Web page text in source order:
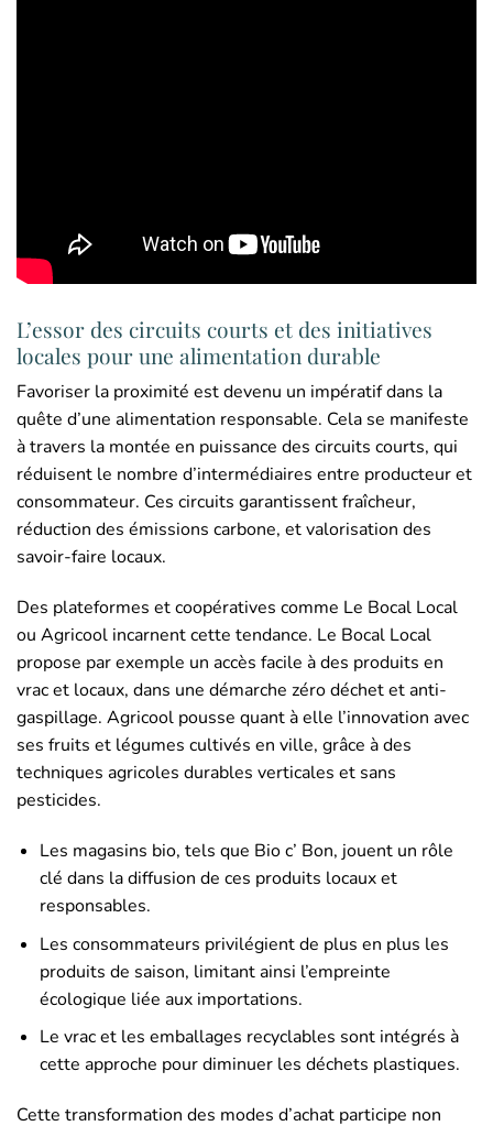
L’essor des circuits courts et des initiatives
locales pour une alimentation durable
Favoriser la proximité est devenu un impératif dans la
quête d’une alimentation responsable. Cela se manifeste
à travers la montée en puissance des circuits courts, qui
réduisent le nombre d’intermédiaires entre producteur et
consommateur. Ces circuits garantissent fraîcheur,
réduction des émissions carbone, et valorisation des
savoir-faire locaux.
Des plateformes et coopératives comme Le Bocal Local
ou Agricool incarnent cette tendance. Le Bocal Local
propose par exemple un accès facile à des produits en
vrac et locaux, dans une démarche zéro déchet et anti-
gaspillage. Agricool pousse quant à elle l’innovation avec
ses fruits et légumes cultivés en ville, grâce à des
techniques agricoles durables verticales et sans
pesticides.
Les magasins bio, tels que Bio c’ Bon, jouent un rôle
clé dans la diffusion de ces produits locaux et
responsables.
Les consommateurs privilégient de plus en plus les
produits de saison, limitant ainsi l’empreinte
écologique liée aux importations.
Le vrac et les emballages recyclables sont intégrés à
cette approche pour diminuer les déchets plastiques.
Cette transformation des modes d’achat participe non